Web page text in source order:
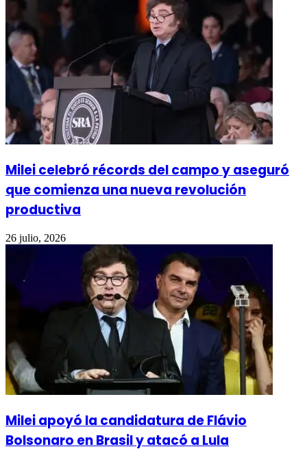
Milei celebró récords del campo y aseguró
que comienza una nueva revolución
productiva
26 julio, 2026
Milei apoyó la candidatura de Flávio
Bolsonaro en Brasil y atacó a Lula